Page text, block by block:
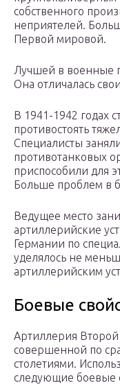
собственного
неприятелей.
Первой мировой.
Лучшей в военные
Она отличалась
В 1941-1942 годах
противостоять
Специалисты
противотанковых
приспособили для
Больше проблем в
Ведущее место
артиллерийские
Германии по
уделялось не
артиллерийским
Боевые
Артиллерия
совершенной по
столетиями.
следующие боевые